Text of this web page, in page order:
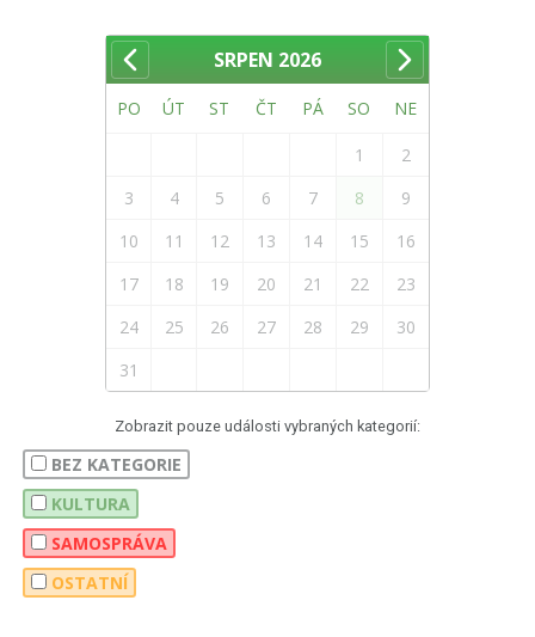
SRPEN 2026
PO ÚT ST ČT PÁ SO NE
1
2
3
4 5 6 7 8
9
10
11 12 13 14 15
16
17
18 19 20 21 22
23
24
25 26 27 28 29
30
31
Zobrazit pouze události vybraných kategorií:
BEZ KATEGORIE
KULTURA
SAMOSPRÁVA
OSTATNÍ